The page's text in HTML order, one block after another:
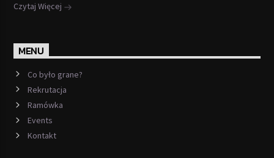
Czytaj Więcej
MENU
Co było grane?
Rekrutacja
Ramówka
Events
Kontakt